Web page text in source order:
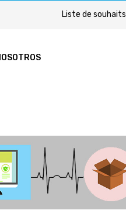
Liste de souhaits